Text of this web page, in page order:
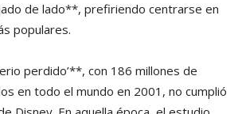
de lado**, prefiriendo centrarse en
populares.
perdido’**, con 186 millones de
en todo el mundo en 2001, no cumplió